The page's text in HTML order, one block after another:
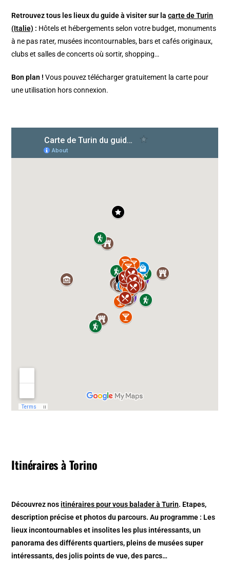
Retrouvez tous les lieux du guide à visiter sur lacarte de Turin
(Italie) : Hôtels et hébergements selon votre budget, monuments
à ne pas rater, musées incontournables, bars et cafés originaux,
clubs et salles de concerts où sortir, shopping…
Bon plan ! Vous pouvez télécharger gratuitement la carte pour
une utilisation hors connexion.
Itinéraires à Torino
Découvrez nos itinéraires pour vous balader à Turin. Etapes,
description précise et photos du parcours. Au programme : Les
lieux incontournables et insolites les plus intéressants, un
panorama des différents quartiers, pleins de musées super
intéressants, des jolis points de vue, des parcs…